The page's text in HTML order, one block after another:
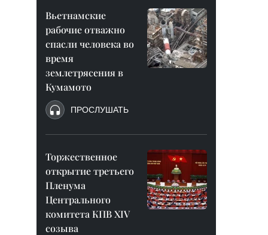
Вьетнамские
рабочие отважно
спасли человека во
время
землетрясения в
Кумамото
ПРОСЛУШАТЬ
Торжественное
открытие третьего
Пленума
Центрального
комитета КПВ XIV
созыва